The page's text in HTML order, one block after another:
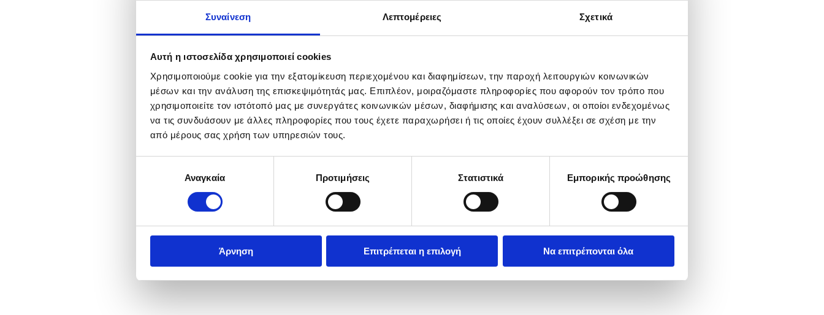
Συναίνεση Λεπτομέρειες Σχετικά
Αυτή η ιστοσελίδα χρησιμοποιεί cookies
Χρησιμοποιούμε cookie για την εξατομίκευση περιεχομένου και διαφημίσεων, την παροχή λειτουργιών κοινωνικών
μέσων και την ανάλυση της επισκεψιμότητάς μας. Επιπλέον, μοιραζόμαστε πληροφορίες που αφορούν τον τρόπο που
χρησιμοποιείτε τον ιστότοπό μας με συνεργάτες κοινωνικών μέσων, διαφήμισης και αναλύσεων, οι οποίοι ενδεχομένως
να τις συνδυάσουν με άλλες πληροφορίες που τους έχετε παραχωρήσει ή τις οποίες έχουν συλλέξει σε σχέση με την
από μέρους σας χρήση των υπηρεσιών τους.
συγκατάθεσηςΑναγκαία Προτιμήσεις Στατιστικά Εμπορικής προώθησης
Άρνηση Επιτρέπεται η επιλογή Να επιτρέπονται όλα